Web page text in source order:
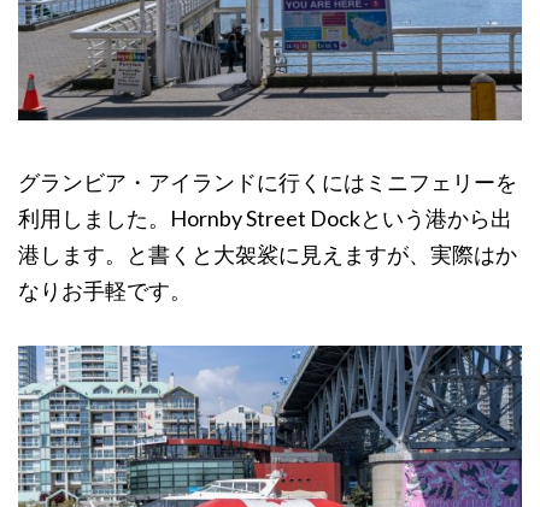
グランビア・アイランドに行くにはミニフェリーを
利用しました。Hornby Street Dockという港から出
港します。と書くと大袈裟に見えますが、実際はか
なりお手軽です。